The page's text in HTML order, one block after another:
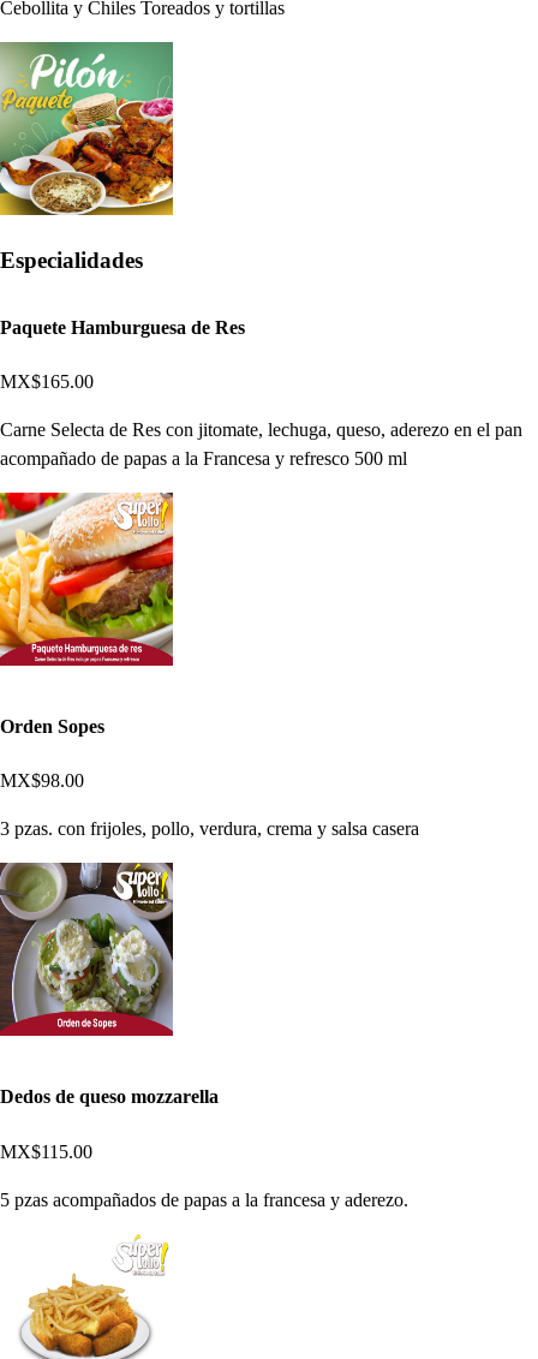
Cebollita y Chiles Toreados y tortillas
Especialidades
Paquete Hamburguesa de Res
MX$165.00
Carne Selecta de Res con jitomate, lechuga, queso, aderezo en el pan
acompañado de papas a la Francesa y refresco 500 ml
Orden Sopes
MX$98.00
3 pzas. con frijoles, pollo, verdura, crema y salsa casera
Dedos de queso mozzarella
MX$115.00
5 pzas acompañados de papas a la francesa y aderezo.